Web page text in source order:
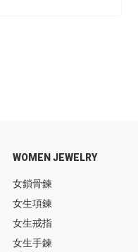
WOMEN JEWELRY
女鎖骨鍊
女生項鍊
女生戒指
女生手鍊